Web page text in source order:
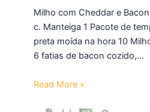
Milho com Cheddar e
c. Manteiga 1 Pacote de
preta moída na hora 10
6 fatias de bacon cozido,…
Read More »